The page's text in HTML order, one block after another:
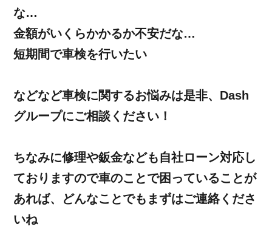
な…
金額がいくらかかるか不安だな…
短期間で車検を行いたい
などなど車検に関するお悩みは是非、Dash
グループにご相談ください！
ちなみに修理や鈑金なども自社ローン対応し
ておりますので車のことで困っていることが
あれば、どんなことでもまずはご連絡くださ
いね